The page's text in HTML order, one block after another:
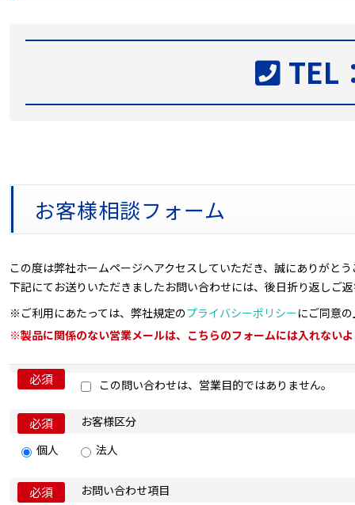
TEL
お客様相談フォーム
この度は弊社ホームページへアクセスしていただき、誠にありがと
下記にてお送りいただきましたお問い合わせには、後日折り返しご
※ご利用にあたっては、弊社規定のプライバシーポリシーにご同意
※製品に関係のない営業メールは、こちらのフォームには入れない
必須 この問い合わせは、営業目的ではありません。
必須
お客様区分
個人
法人
必須
お問い合わせ項目